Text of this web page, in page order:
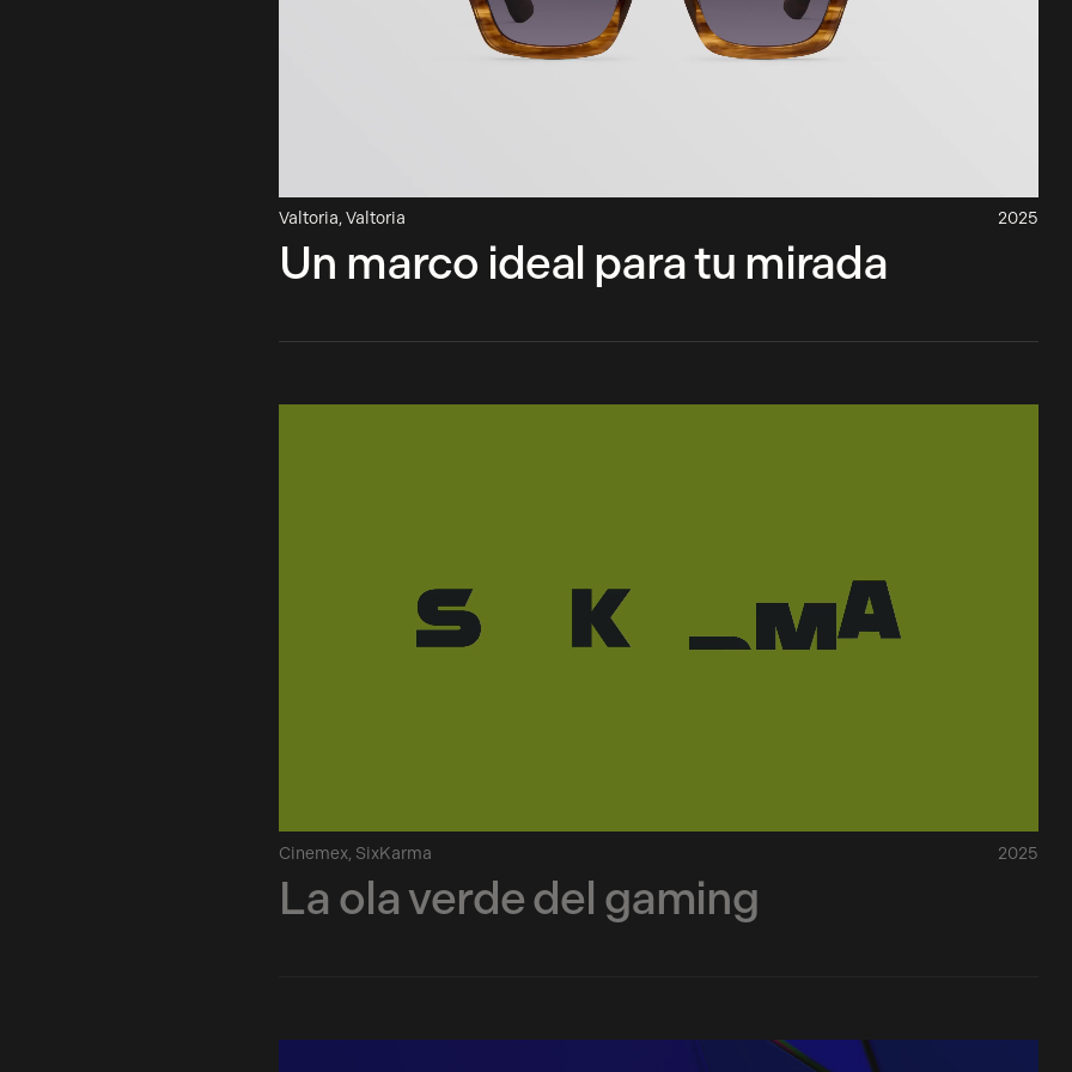
Valtoria, Valtoria 2025
Un marco ideal para tu mirada
Cinemex SixKarma 2025
La ola verde del gaming